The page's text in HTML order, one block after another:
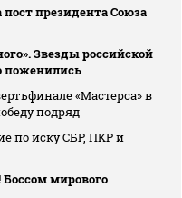
президента Союза
Звезды российской
поженились
«Мастерса» в
подряд
по иску СБР, ПКР и
мирового